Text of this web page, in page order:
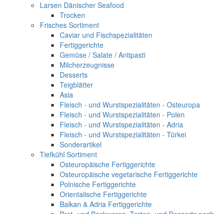
Larsen Dänischer Seafood
Trocken
Frisches Sortiment
Caviar und Fischspezialitäten
Fertiggerichte
Gemüse / Salate / Antipasti
Milcherzeugnisse
Desserts
Teigblätter
Asia
Fleisch - und Wurstspezialitäten - Osteuropa
Fleisch - und Wurstspezialitäten - Polen
Fleisch - und Wurstspezialitäten - Adria
Fleisch - und Wurstspezialitäten - Türkei
Sonderartikel
Tiefkühl Sortiment
Osteuropäische Fertiggerichte
Osteuropäische vegetarische Fertiggerichte
Polnische Fertiggerichte
Orientalische Fertiggerichte
Balkan & Adria Fertiggerichte